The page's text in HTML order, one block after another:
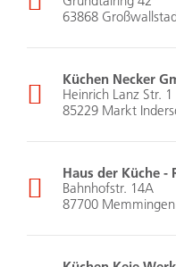
63868
Küchen Necker
Heinrich Lanz Str. 1
85229 Markt
Haus der Küche -
Bahnhofstr. 14A
87700